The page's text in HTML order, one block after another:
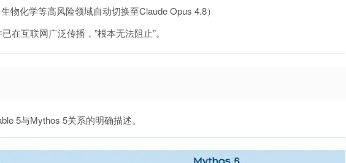
物化学等高风险领域自动切换至Claude Opus 4.8）
在互联网广泛传播，”根本无法阻止”。
5与Mythos 5关系的明确描述。